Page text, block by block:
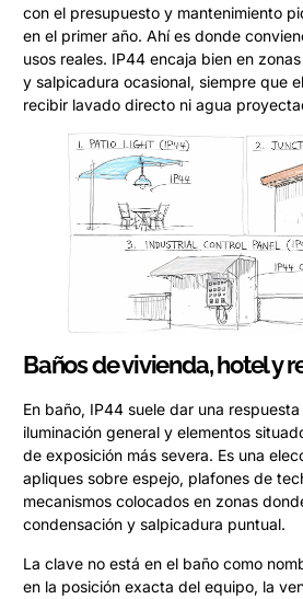
con el presupuesto y mantenimiento
en el primer año. Ahí es donde
usos reales. IP44 encaja bien en
y salpicadura ocasional, siempre que
recibir lavado directo ni agua
Baños de vivienda, hotel y
En baño, IP44 suele dar una
iluminación general y elementos
de exposición más severa. Es una
apliques sobre espejo, plafones de
mecanismos colocados en zonas
condensación y salpicadura puntual.
La clave no está en el baño como
en la posición exacta del equipo, la